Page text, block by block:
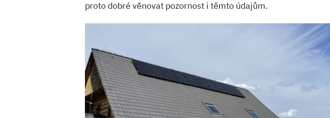
proto dobré věnovat pozornost i těmto údajům.